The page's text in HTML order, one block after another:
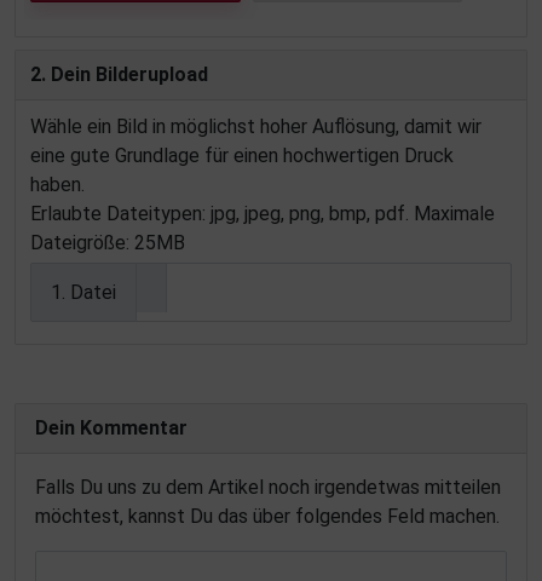
2. Dein Bilderupload
Wähle ein Bild in möglichst hoher Auflösung, damit wir
eine gute Grundlage für einen hochwertigen Druck
haben.
Erlaubte Dateitypen: jpg, jpeg, png, bmp, pdf. Maximale
Dateigröße: 25MB
1. Datei
Dein Kommentar
Falls Du uns zu dem Artikel noch irgendetwas mitteilen
möchtest, kannst Du das über folgendes Feld machen.